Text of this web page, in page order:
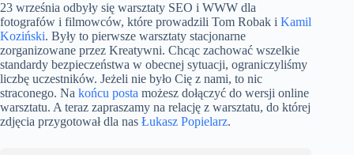
23 września odbyły się warsztaty SEO i WWW dla
fotografów i filmowców, które prowadzili Tom Robak i Kamil
Koziński. Były to pierwsze warsztaty stacjonarne
zorganizowane przez Kreatywni. Chcąc zachować wszelkie
standardy bezpieczeństwa w obecnej sytuacji, ograniczyliśmy
liczbę uczestników. Jeżeli nie było Cię z nami, to nic
straconego. Na końcu posta możesz dołączyć do wersji online
warsztatu. A teraz zapraszamy na relację z warsztatu, do której
zdjęcia przygotował dla nas Łukasz Popielarz.